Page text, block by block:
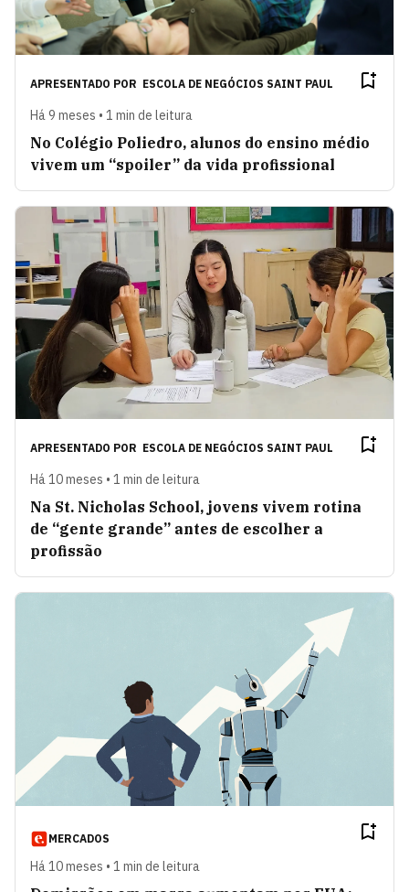
APRESENTADO POR ESCOLA DE NEGÓCIOS SAINT PAUL
Há 9 meses • 1 min de leitura
No Colégio Poliedro, alunos do ensino médio
vivem um “spoiler” da vida profissional
APRESENTADO POR ESCOLA DE NEGÓCIOS SAINT PAUL
Há 10 meses • 1 min de leitura
Na St. Nicholas School, jovens vivem rotina
de “gente grande” antes de escolher a
profissão
MERCADOS
Há 10 meses • 1 min de leitura